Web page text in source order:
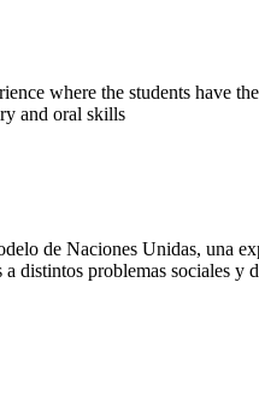
where the students have
and oral skills
de Naciones Unidas, una
problemas sociales y